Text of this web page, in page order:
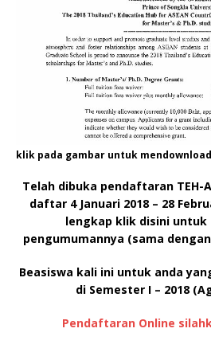
klik pada gambar untuk
Telah dibuka pendaftaran TEH-
daftar 4 Januari 2018 – 28
lengkap klik disini untuk
pengumumannya (sama
Beasiswa kali ini untuk anda
di Semester I – 2018
Pendaftaran Online